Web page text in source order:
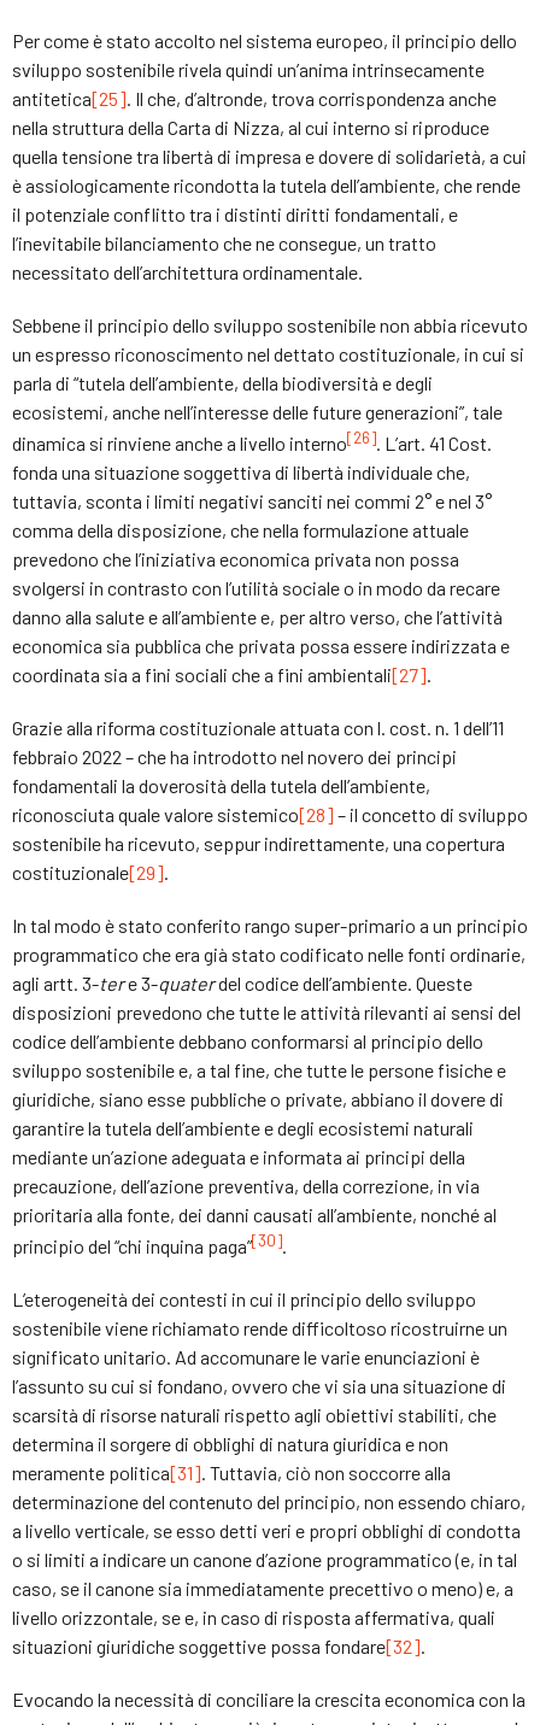
Per come è stato accolto nel sistema europeo, il principio dello
sviluppo sostenibile rivela quindi un’anima intrinsecamente
antitetica[25] . Il che, d’altronde, trova corrispondenza anche
nella struttura della Carta di Nizza, al cui interno si riproduce
quella tensione tra libertà di impresa e dovere di solidarietà, a cui
è assiologicamente ricondotta la tutela dell’ambiente, che rende
il potenziale conflitto tra i distinti diritti fondamentali, e
l’inevitabile bilanciamento che ne consegue, un tratto
necessitato dell’architettura ordinamentale.
Sebbene il principio dello sviluppo sostenibile non abbia ricevuto
un espresso riconoscimento nel dettato costituzionale, in cui si
parla di “tutela dell’ambiente, della biodiversità e degli
ecosistemi, anche nell’interesse delle future generazioni”, tale
dinamica si rinviene anche a livello interno[26]. L’art. 41 Cost.
fonda una situazione soggettiva di libertà individuale che,
tuttavia, sconta i limiti negativi sanciti nei commi 2° e nel 3°
comma della disposizione, che nella formulazione attuale
prevedono che l’iniziativa economica privata non possa
svolgersi in contrasto con l’utilità sociale o in modo da recare
danno alla salute e all’ambiente e, per altro verso, che l’attività
economica sia pubblica che privata possa essere indirizzata e
coordinata sia a fini sociali che a fini ambientali[27].
Grazie alla riforma costituzionale attuata con l. cost. n. 1 dell’11
febbraio 2022 – che ha introdotto nel novero dei principi
fondamentali la doverosità della tutela dell’ambiente,
riconosciuta quale valore sistemico[28] – il concetto di sviluppo
sostenibile ha ricevuto, seppur indirettamente, una copertura
costituzionale[29].
In tal modo è stato conferito rango super-primario a un principio
programmatico che era già stato codificato nelle fonti ordinarie,
agli artt. 3-tere 3-quaterdel codice dell’ambiente. Queste
disposizioni prevedono che tutte le attività rilevanti ai sensi del
codice dell’ambiente debbano conformarsi al principio dello
sviluppo sostenibile e, a tal fine, che tutte le persone fisiche e
giuridiche, siano esse pubbliche o private, abbiano il dovere di
garantire la tutela dell’ambiente e degli ecosistemi naturali
mediante un’azione adeguata e informata ai principi della
precauzione, dell’azione preventiva, della correzione, in via
prioritaria alla fonte, dei danni causati all’ambiente, nonché al
principio del “chi inquina paga”[30].
L’eterogeneità dei contesti in cui il principio dello sviluppo
sostenibile viene richiamato rende difficoltoso ricostruirne un
significato unitario. Ad accomunare le varie enunciazioni è
l’assunto su cui si fondano, ovvero che vi sia una situazione di
scarsità di risorse naturali rispetto agli obiettivi stabiliti, che
determina il sorgere di obblighi di natura giuridica e non
meramente politica[31]. Tuttavia, ciò non soccorre alla
determinazione del contenuto del principio, non essendo chiaro,
a livello verticale, se esso detti veri e propri obblighi di condotta
o si limiti a indicare un canone d’azione programmatico (e, in tal
caso, se il canone sia immediatamente precettivo o meno) e, a
livello orizzontale, se e, in caso di risposta affermativa, quali
situazioni giuridiche soggettive possa fondare[32].
Evocando la necessità di conciliare la crescita economica con la